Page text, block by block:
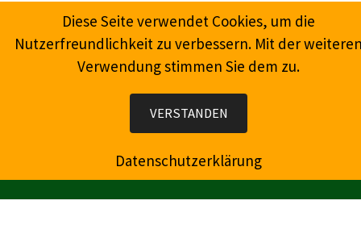
Inhalt
Wein, Champagner, Prosecco, Feinkost, Präsente
Diese Seite verwendet Cookies, um die
Nutzerfreundlichkeit zu verbessern. Mit der
Verwendung stimmen Sie dem zu.
VERSTANDEN
Datenschutzerklärung